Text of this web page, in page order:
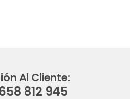
Al Cliente:
812 945